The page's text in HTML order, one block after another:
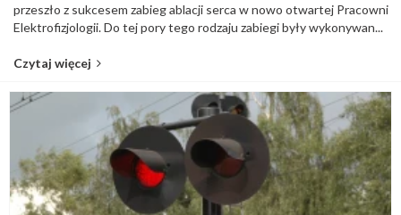
przeszło z sukcesem zabieg ablacji serca w nowo otwartej Pracowni
Elektrofizjologii. Do tej pory tego rodzaju zabiegi były wykonywan...
Czytaj więcej